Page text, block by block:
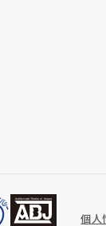
個人